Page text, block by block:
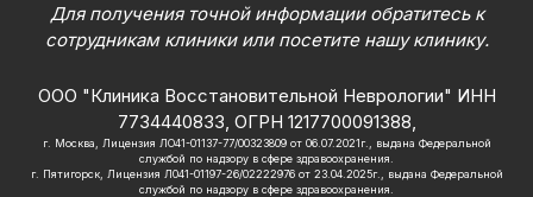
Для получения точной информации обратитесь к
сотрудникам клиники или посетите нашу клинику.
ООО "Клиника Восстановительной Неврологии" ИНН
7734440833, ОГРН 1217700091388,
г. Москва, Лицензия ЛО41-01137-77/00323809 от 06.07.2021г., выдана Федеральной
службой по надзору в сфере здравоохранения.
г. Пятигорск, Лицензия Л041-01197-26/02222976 от 23.04.2025г., выдана Федеральной
службой по надзору в сфере здравоохранения.